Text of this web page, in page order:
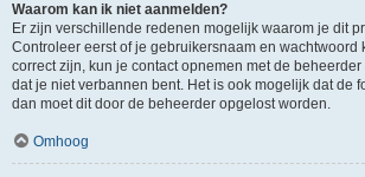
Waarom kan ik niet aanmelden?
Er zijn verschillende redenen mogelijk waarom je dit
Controleer eerst of je gebruikersnaam en wachtwoord
correct zijn, kun je contact opnemen met de
dat je niet verbannen bent. Het is ook mogelijk dat de
dan moet dit door de beheerder opgelost worden.
Omhoog